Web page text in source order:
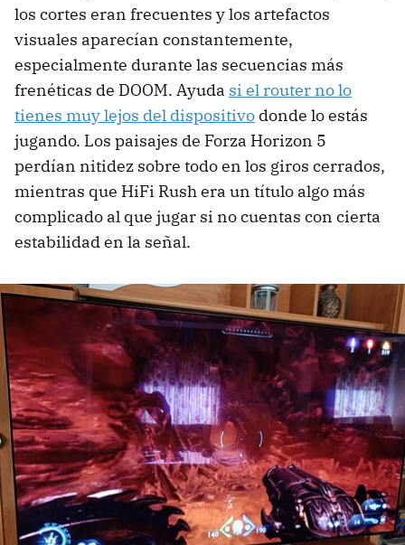
los cortes eran frecuentes y los artefactos
visuales aparecían constantemente,
especialmente durante las secuencias más
frenéticas de DOOM. Ayuda si el router no lo
tienes muy lejos del dispositivo donde lo estás
jugando. Los paisajes de Forza Horizon 5
perdían nitidez sobre todo en los giros cerrados,
mientras que HiFi Rush era un título algo más
complicado al que jugar si no cuentas con cierta
estabilidad en la señal.